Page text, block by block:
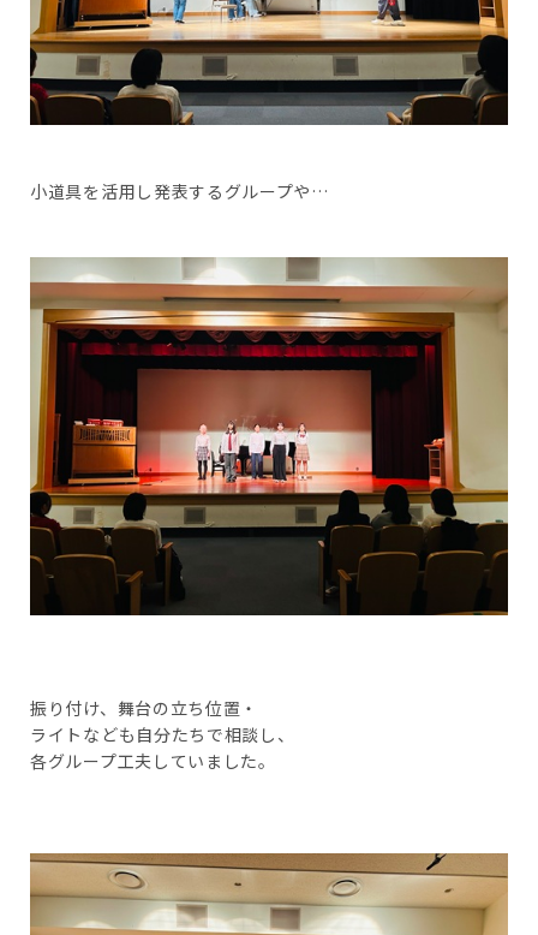
小道具を活用し発表するグループや…
振り付け、舞台の立ち位置・
ライトなども自分たちで相談し、
各グループ工夫していました。